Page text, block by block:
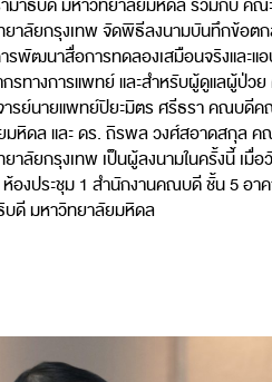
าธิบดี มหาวิทยาลัยมหิดล ร่วมกับ คณะ
ยาลัยกรุงเทพ จัดพิธีลงนามบันทึกข้อต
รพัฒนาสื่อการทดลองเสมือนจริงและแ
รทางการแพทย์ และสำหรับผู้ดูแลผู้ป่วย
รย์นายแพทย์ปิยะมิตร ศรีธรา คณบดีค
หิดล และ ดร. ถิรพล วงศ์สอาดสกุล ค
าลัยกรุงเทพ เป็นผู้ลงนามในครั้งนี้ เมื่
งประชุม 1 สำนักงานคณบดี ชั้น 5 อา
บดี มหาวิทยาลัยมหิดล